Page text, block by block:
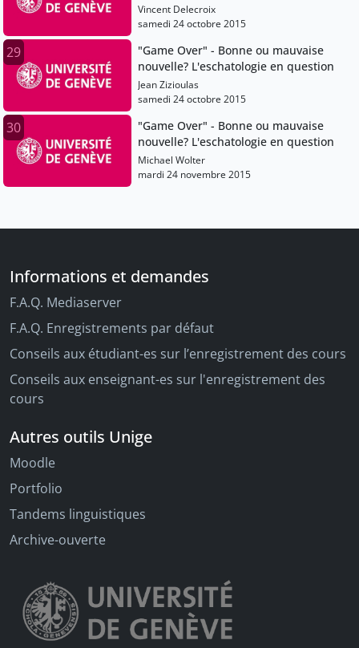
Vincent Delecroix
samedi 24 octobre 2015
29
"Game Over" - Bonne ou mauvaise
nouvelle? L'eschatologie en question
Jean Zizioulas
samedi 24 octobre 2015
30
"Game Over" - Bonne ou mauvaise
nouvelle? L'eschatologie en question
Michael Wolter
mardi 24 novembre 2015
Informations et demandes
F.A.Q. Mediaserver
F.A.Q. Enregistrements par défaut
Conseils aux étudiant-es sur l’enregistrement des cours
Conseils aux enseignant-es sur l'enregistrement des
cours
Autres outils Unige
Moodle
Portfolio
Tandems linguistiques
Archive-ouverte